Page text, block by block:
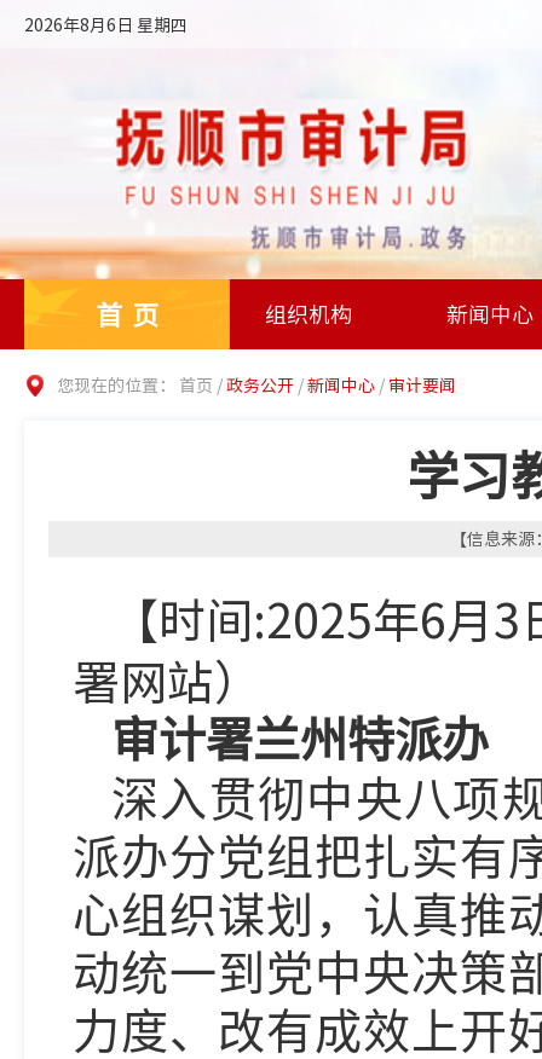
2026年8月6日 星期四
首页 组织机构 新闻中心
您现在的位置： 首页 /政务公开 /新闻中心 / 审计要闻
学习
【信息来
【时间:2025年6月
署网站）
审计署兰州特派办
深入贯彻中央八项
派办分党组把扎实有
心组织谋划，认真推
动统一到党中央决策
力度、改有成效上开